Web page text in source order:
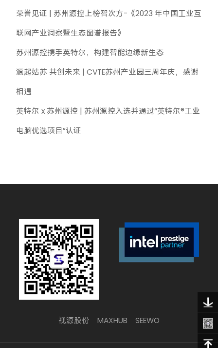
荣誉见证 | 苏州源控上榜智次方-《2023 年中国工业互
联网产业洞察暨生态图谱报告》
苏州源控携手英特尔，构建智能边缘新生态
源起姑苏 共创未来 | CVTE苏州产业园三周年庆，感谢
相遇
英特尔 x 苏州源控 | 苏州源控入选并通过“英特尔®工业
电脑优选项目”认证
视源股份 MAXHUB SEEWO